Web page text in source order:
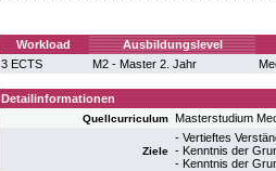
Workload Ausbildungslevel
3 ECTS
M2 - Master 2. Jahr
Detailinformationen
Quellcurriculum Masterstudium
Ziele
- Vertieftes
- Kenntnis der
- Kenntnis der